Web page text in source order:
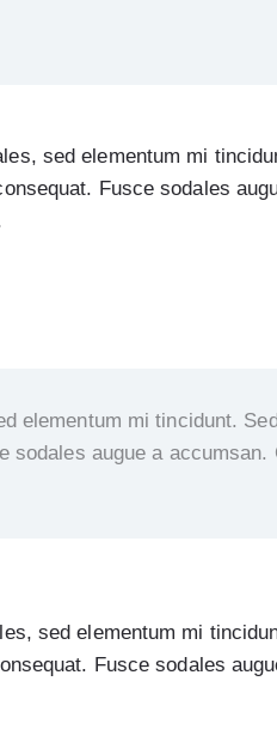
sed elementum mi
Fusce sodales
elementum mi tincidunt.
sodales augue a accumsan.
sed elementum mi
Fusce sodales